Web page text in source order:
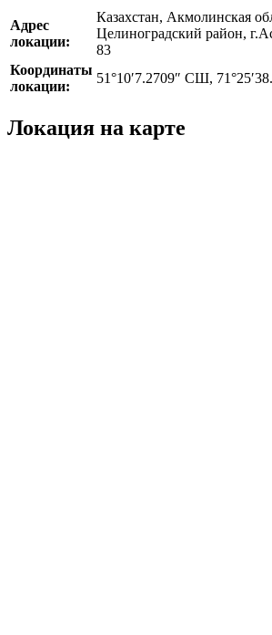
Адрес
локации:
Казахстан, Акмолинская
Целиноградский район,
83
Координаты
локации:
51°10′7.2709″ СШ,
Локация на карте